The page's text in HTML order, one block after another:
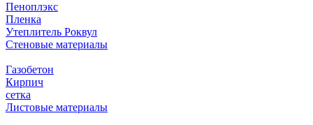
Пеноплэкс
Пленка
Утеплитель Роквул
Стеновые материалы
Газобетон
Кирпич
сетка
Листовые материалы